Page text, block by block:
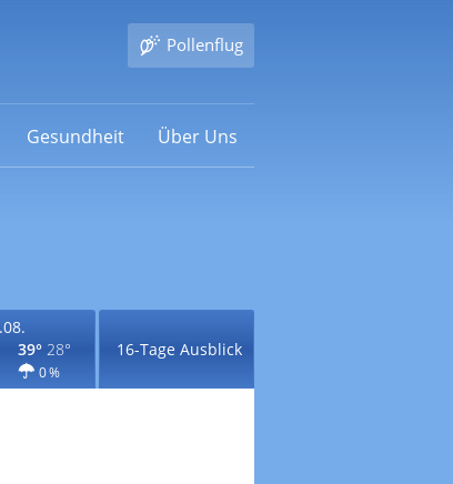
Pollenflug
Gesundheit Über Uns
39° 28°
0 %
16-Tage Ausblick